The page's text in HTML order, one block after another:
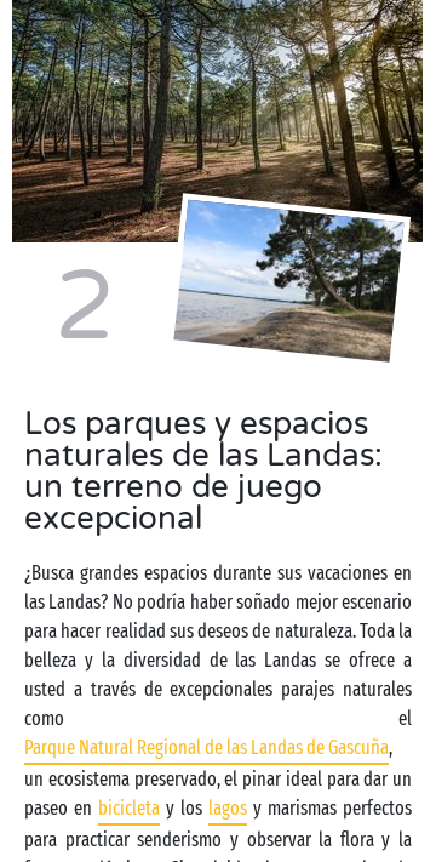
2
Los parques y espacios
naturales de las Landas:
un terreno de juego
excepcional
¿Busca grandes espacios durante sus vacaciones en
las Landas? No podría haber soñado mejor escenario
para hacer realidad sus deseos de naturaleza. Toda la
belleza y la diversidad de las Landas se ofrece a
usted a través de excepcionales parajes naturales
como el
Parque Natural Regional de las Landas de Gascuña,
un ecosistema preservado, el pinar ideal para dar un
paseo en bicicleta y los lagos y marismas perfectos
para practicar senderismo y observar la flora y la